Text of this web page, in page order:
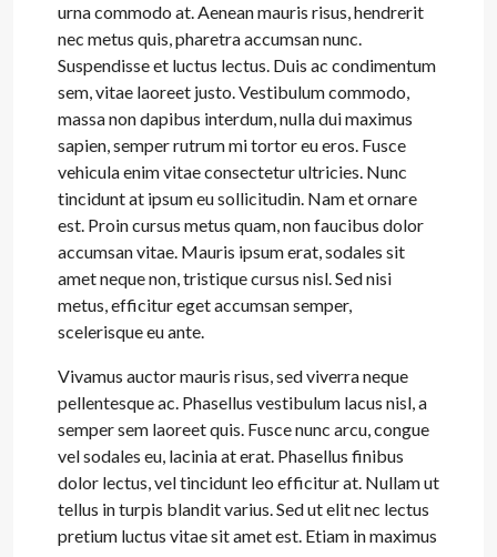
urna commodo at. Aenean mauris risus, hendrerit
nec metus quis, pharetra accumsan nunc.
Suspendisse et luctus lectus. Duis ac condimentum
sem, vitae laoreet justo. Vestibulum commodo,
massa non dapibus interdum, nulla dui maximus
sapien, semper rutrum mi tortor eu eros. Fusce
vehicula enim vitae consectetur ultricies. Nunc
tincidunt at ipsum eu sollicitudin. Nam et ornare
est. Proin cursus metus quam, non faucibus dolor
accumsan vitae. Mauris ipsum erat, sodales sit
amet neque non, tristique cursus nisl. Sed nisi
metus, efficitur eget accumsan semper,
scelerisque eu ante.
Vivamus auctor mauris risus, sed viverra neque
pellentesque ac. Phasellus vestibulum lacus nisl, a
semper sem laoreet quis. Fusce nunc arcu, congue
vel sodales eu, lacinia at erat. Phasellus finibus
dolor lectus, vel tincidunt leo efficitur at. Nullam ut
tellus in turpis blandit varius. Sed ut elit nec lectus
pretium luctus vitae sit amet est. Etiam in maximus